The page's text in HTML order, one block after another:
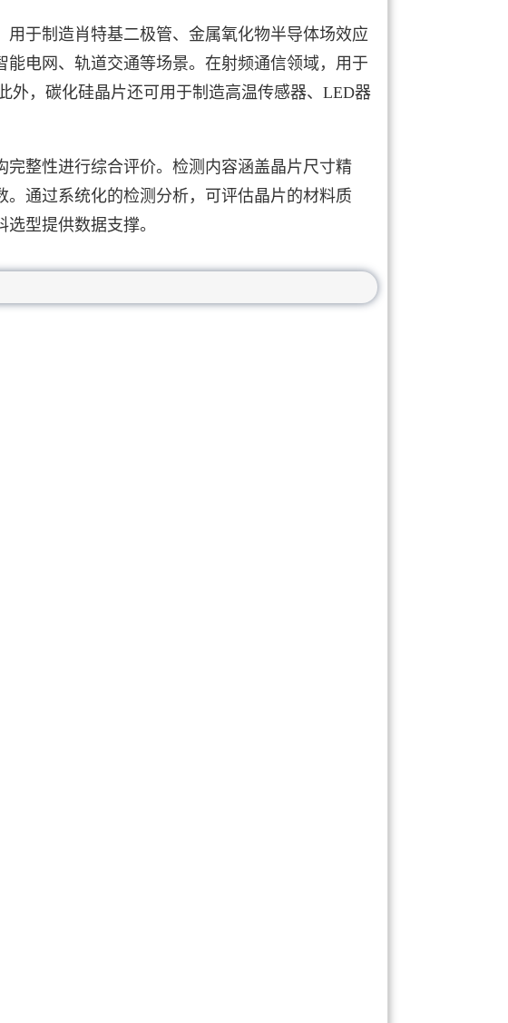
于制造肖特基二极管、金属氧化物半导体场效应
电网、轨道交通等场景。在射频通信领域，用于
外，碳化硅晶片还可用于制造高温传感器、LED器
整性进行综合评价。检测内容涵盖晶片尺寸精
通过系统化的检测分析，可评估晶片的材料质
型提供数据支撑。